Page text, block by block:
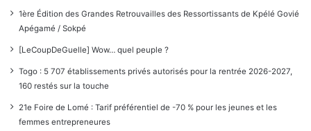
1ère Édition des Grandes Retrouvailles des Ressortissants de Kpélé Govié
Apégamé / Sokpé
[LeCoupDeGuelle] Wow… quel peuple ?
Togo : 5 707 établissements privés autorisés pour la rentrée 2026-2027,
160 restés sur la touche
21e Foire de Lomé : Tarif préférentiel de -70 % pour les jeunes et les
femmes entrepreneures